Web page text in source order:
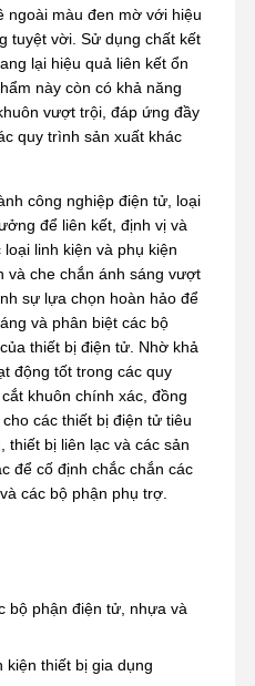
ngoài màu đen mờ với hiệu
tuyệt vời. Sử dụng chất kết
lại hiệu quả liên kết ổn
này còn có khả năng
vượt trội, đáp ứng đầy
quy trình sản xuất khác
công nghiệp điện tử, loại
để liên kết, định vị và
linh kiện và phụ kiện
và che chắn ánh sáng vượt
sự lựa chọn hoàn hảo để
và phân biệt các bộ
thiết bị điện tử. Nhờ khả
động tốt trong các quy
khuôn chính xác, đồng
các thiết bị điện tử tiêu
thiết bị liên lạc và các sản
để cố định chắc chắn các
các bộ phận phụ trợ.
bộ phận điện tử, nhựa và
kiện thiết bị gia dụng